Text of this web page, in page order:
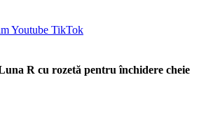
Youtube TikTok
R cu rozetă pentru închidere cheie